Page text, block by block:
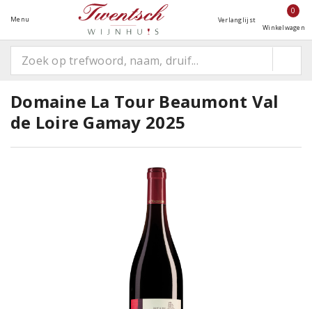
Menu Verlanglijst
0
Winkelwagen
Domaine La Tour Beaumont Val
de Loire Gamay 2025